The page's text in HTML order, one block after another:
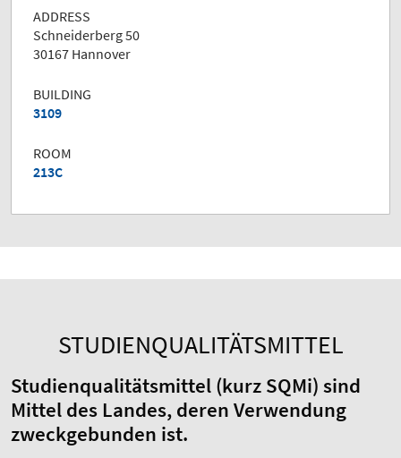
ADDRESS
Schneiderberg 50
30167 Hannover
BUILDING
3109
ROOM
213C
STUDIENQUALITÄTSMITTEL
Studienqualitätsmittel (kurz SQMi) sind
Mittel des Landes, deren Verwendung
zweckgebunden ist.